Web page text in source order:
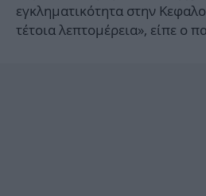
εγκληματικότητα στην
τέτοια λεπτομέρεια», είπε ο